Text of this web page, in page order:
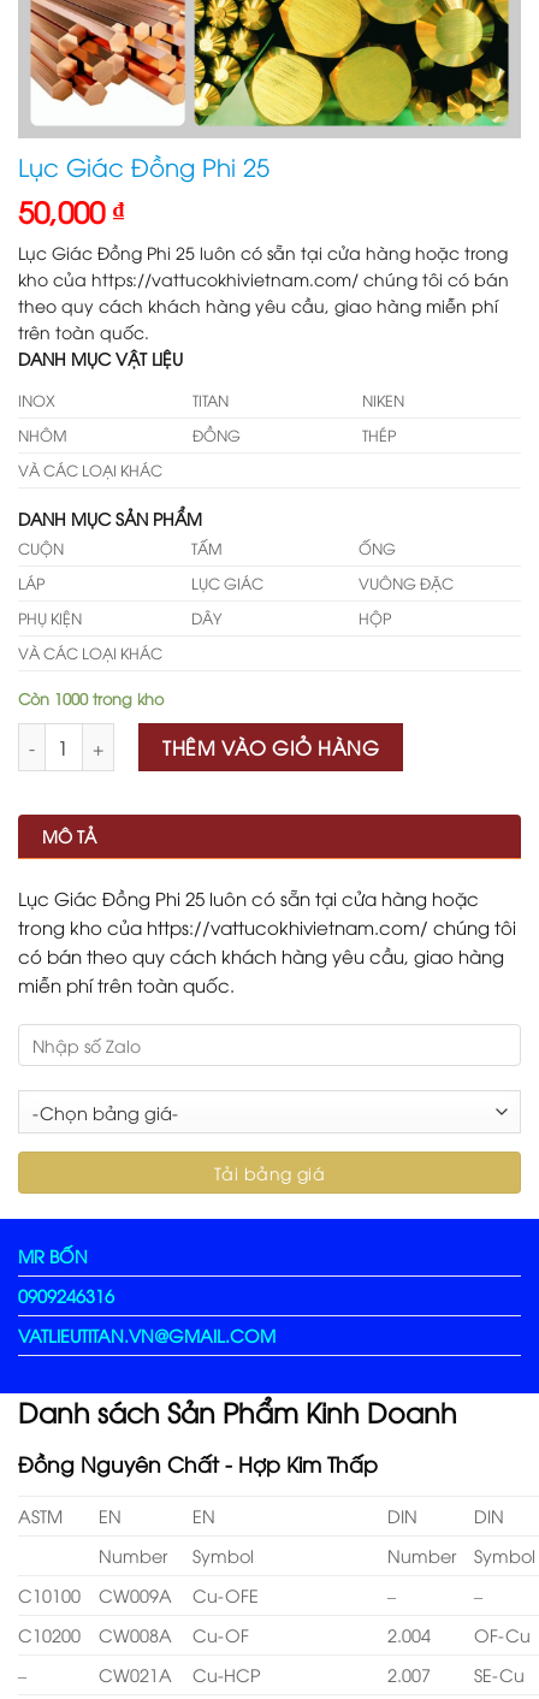
Lục Giác Đồng Phi 25
50,000 ₫
Lục Giác Đồng Phi 25 luôn có sẵn tại cửa hàng hoặc trong
kho của https://vattucokhivietnam.com/ chúng tôi có bán
theo quy cách khách hàng yêu cầu, giao hàng miễn phí
trên toàn quốc.
DANH MỤC VẬT LIỆU
INOX TITAN
NIKEN
NHÔM
ĐỒNG
THÉP
VÀ CÁC LOẠI KHÁC
DANH MỤC SẢN PHẨM
CUỘN TẤM
ỐNG
LÁP
LỤC GIÁC
VUÔNG ĐẶC
PHỤ KIỆN
DÂY
HỘP
VÀ CÁC LOẠI KHÁC
Còn 1000 trong kho
THÊM VÀO GIỎ HÀNG
MÔ TẢ
Lục Giác Đồng Phi 25 luôn có sẵn tại cửa hàng hoặc
trong kho của https://vattucokhivietnam.com/ chúng tôi
có bán theo quy cách khách hàng yêu cầu, giao hàng
miễn phí trên toàn quốc.
MR BỐN
0909246316
VATLIEUTITAN.VN@GMAIL.COM
Danh sách Sản Phẩm Kinh Doanh
Đồng Nguyên Chất - Hợp Kim Thấp
ASTM EN EN DIN
DIN
Number
Symbol Number
Symbol
C10100
CW009A Cu-OFE –
–
C10200
CW008A Cu-OF 2.004
OF-Cu
–
CW021A Cu-HCP 2.007
SE-Cu